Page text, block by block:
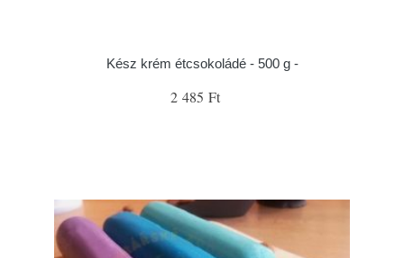
Kész krém étcsokoládé - 500 g -
2 485 Ft